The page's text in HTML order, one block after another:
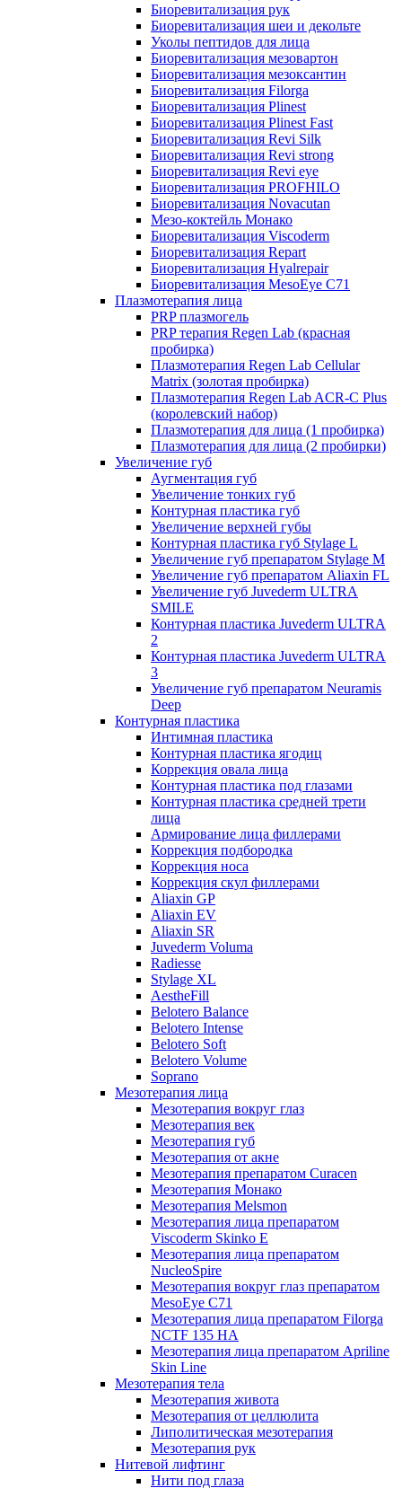
Биоревитализация рук
Биоревитализация шеи и декольте
Уколы пептидов для лица
Биоревитализация мезовартон
Биоревитализация мезоксантин
Биоревитализация Filorga
Биоревитализация Plinest
Биоревитализация Plinest Fast
Биоревитализация Revi Silk
Биоревитализация Revi strong
Биоревитализация Revi eye
Биоревитализация PROFHILO
Биоревитализация Novacutan
Мезо-коктейль Монако
Биоревитализация Viscoderm
Биоревитализация Repart
Биоревитализация Hyalrepair
Биоревитализация MesoEye C71
Плазмотерапия лица
PRP плазмогель
PRP терапия Regen Lab (красная
пробирка)
Плазмотерапия Regen Lab Cellular
Matrix (золотая пробирка)
Плазмотерапия Regen Lab ACR-C Plus
(королевский набор)
Плазмотерапия для лица (1 пробирка)
Плазмотерапия для лица (2 пробирки)
Увеличение губ
Аугментация губ
Увеличение тонких губ
Контурная пластика губ
Увеличение верхней губы
Контурная пластика губ Stylage L
Увеличение губ препаратом Stylage M
Увеличение губ препаратом Aliaxin FL
Увеличение губ Juvederm ULTRA
SMILE
Контурная пластика Juvederm ULTRA
2
Контурная пластика Juvederm ULTRA
3
Увеличение губ препаратом Neuramis
Deep
Контурная пластика
Интимная пластика
Контурная пластика ягодиц
Коррекция овала лица
Контурная пластика под глазами
Контурная пластика средней трети
лица
Армирование лица филлерами
Коррекция подбородка
Коррекция носа
Коррекция скул филлерами
Aliaxin GP
Aliaxin EV
Aliaxin SR
Juvederm Voluma
Radiesse
Stylage XL
AestheFill
Belotero Balance
Belotero Intense
Belotero Soft
Belotero Volume
Soprano
Мезотерапия лица
Мезотерапия вокруг глаз
Мезотерапия век
Мезотерапия губ
Мезотерапия от акне
Мезотерапия препаратом Curacen
Мезотерапия Монако
Мезотерапия Melsmon
Мезотерапия лица препаратом
Viscoderm Skinko E
Мезотерапия лица препаратом
NucleoSpire
Мезотерапия вокруг глаз препаратом
MesoEye С71
Мезотерапия лица препаратом Filorga
NCTF 135 HA
Мезотерапия лица препаратом Apriline
Skin Line
Мезотерапия тела
Мезотерапия живота
Мезотерапия от целлюлита
Липолитическая мезотерапия
Мезотерапия рук
Нитевой лифтинг
Нити под глаза